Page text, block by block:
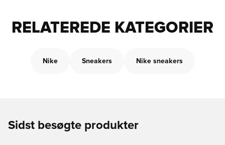
RELATEREDE KATEGORIER
Nike Sneakers Nike sneakers
Sidst besøgte produkter